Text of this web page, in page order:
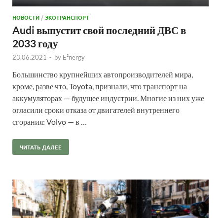
НОВОСТИ/ЭКОТРАНСПОРТ
Audi выпустит свой последний ДВС в
2033 году
23.06.2021 - by E²nergy
Большинство крупнейших автопроизводителей мира,
кроме, разве что, Toyota, признали, что транспорт на
аккумуляторах — будущее индустрии. Многие из них уже
огласили сроки отказа от двигателей внутреннего
сгорания: Volvo — в …
ЧИТАТЬ ДАЛЕЕ